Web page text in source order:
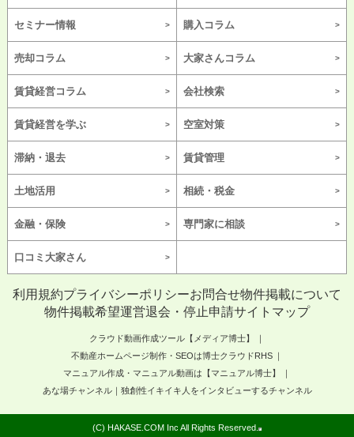
セミナー情報 購入コラム
売却コラム 大家さんコラム
賃貸経営コラム 会社検索
賃貸経営を学ぶ 空室対策
滞納・退去 賃貸管理
土地活用 相続・税金
金融・保険 専門家に相談
口コミ大家さん
利用規約プライバシーポリシーお問合せ物件掲載について
物件掲載希望運営退会・停止申請サイトマップ
クラウド動画作成ツール【メディア博士】
不動産ホームページ制作・SEOは博士クラウドRHS
マニュアル作成・マニュアル動画は【マニュアル博士】
あな場チャンネル｜独創性イキイキ人をインタビューするチャンネル
(C) HAKASE.COM Inc All Rights Reserved.